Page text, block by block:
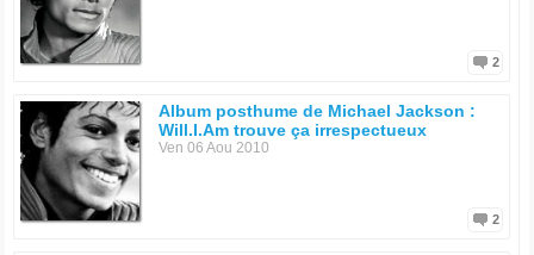
2
Album posthume de Michael Jackson :
Will.I.Am trouve ça irrespectueux
Ven 06 Aou 2010
2